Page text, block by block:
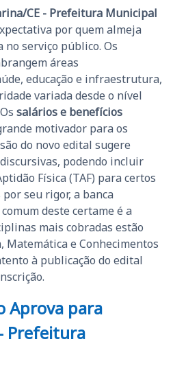
CE - Prefeitura Municipal
por quem almeja
serviço público. Os
áreas
educação e infraestrutura,
variada desde o nível
salários e benefícios
motivador para os
do novo edital sugere
podendo incluir
Física (TAF) para certos
seu rigor, a banca
deste certame é a
mais cobradas estão
Matemática e Conhecimentos
à publicação do edital
Aprova para
Prefeitura